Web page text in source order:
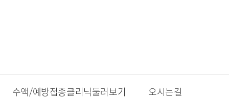
수액/예방접종클리닉둘러보기 오시는길